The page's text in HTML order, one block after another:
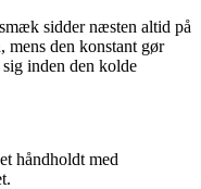
sidder næsten altid på
mens den konstant gør
inden den kolde
håndholdt med